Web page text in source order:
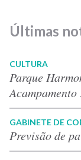
Últimas
CULTURA
Parque
GABINETE DE
Previsão de